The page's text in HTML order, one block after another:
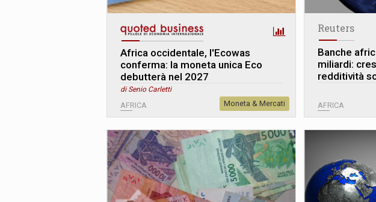
Africa occidentale, l'Ecowas
conferma: la moneta unica Eco
debutterà nel 2027
di Senio Carletti
AFRICA Moneta & Mercati
Reuters
Banche
miliardi:
redditività
AFRICA